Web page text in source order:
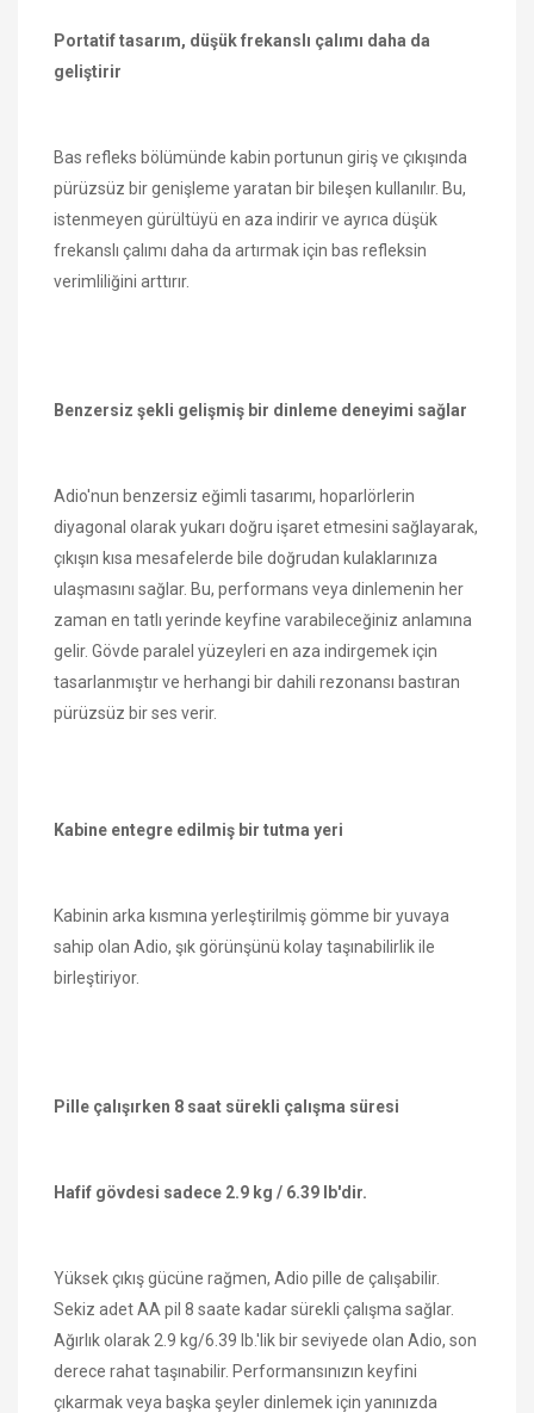
Portatif tasarım, düşük frekanslı çalımı daha da
geliştirir
Bas refleks bölümünde kabin portunun giriş ve çıkışında
pürüzsüz bir genişleme yaratan bir bileşen kullanılır. Bu,
istenmeyen gürültüyü en aza indirir ve ayrıca düşük
frekanslı çalımı daha da artırmak için bas refleksin
verimliliğini arttırır.
Benzersiz şekli gelişmiş bir dinleme deneyimi sağlar
Adio'nun benzersiz eğimli tasarımı, hoparlörlerin
diyagonal olarak yukarı doğru işaret etmesini sağlayarak,
çıkışın kısa mesafelerde bile doğrudan kulaklarınıza
ulaşmasını sağlar. Bu, performans veya dinlemenin her
zaman en tatlı yerinde keyfine varabileceğiniz anlamına
gelir. Gövde paralel yüzeyleri en aza indirgemek için
tasarlanmıştır ve herhangi bir dahili rezonansı bastıran
pürüzsüz bir ses verir.
Kabine entegre edilmiş bir tutma yeri
Kabinin arka kısmına yerleştirilmiş gömme bir yuvaya
sahip olan Adio, şık görünşünü kolay taşınabilirlik ile
birleştiriyor.
Pille çalışırken 8 saat sürekli çalışma süresi
Hafif gövdesi sadece 2.9 kg / 6.39 lb'dir.
Yüksek çıkış gücüne rağmen, Adio pille de çalışabilir.
Sekiz adet AA pil 8 saate kadar sürekli çalışma sağlar.
Ağırlık olarak 2.9 kg/6.39 lb.'lik bir seviyede olan Adio, son
derece rahat taşınabilir. Performansınızın keyfini
çıkarmak veya başka şeyler dinlemek için yanınızda